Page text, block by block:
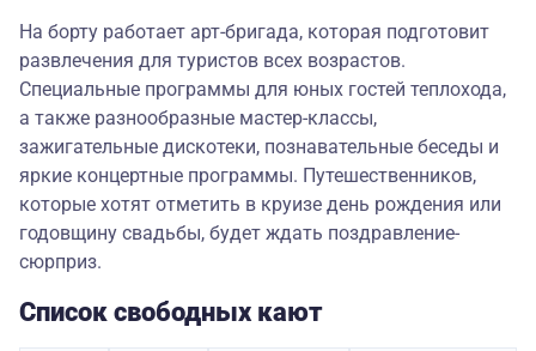
На борту работает арт-бригада, которая подготовит
развлечения для туристов всех возрастов.
Специальные программы для юных гостей теплохода,
а также разнообразные мастер-классы,
зажигательные дискотеки, познавательные беседы и
яркие концертные программы. Путешественников,
которые хотят отметить в круизе день рождения или
годовщину свадьбы, будет ждать поздравление-
сюрприз.
Список свободных кают